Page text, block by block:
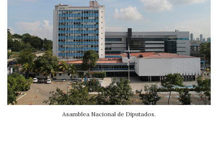
Asamblea Nacional de Diputados.